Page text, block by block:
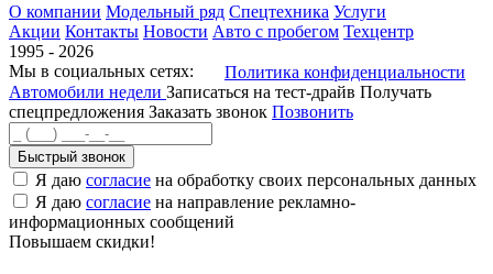
О компании Модельный ряд Спецтехника Услуги
Акции Контакты Новости Авто с пробегом Техцентр
1995 - 2026
Мы в социальных сетях:
Политика конфиденциальности
Автомобили недели Записаться на тест-драйв Получать
спецпредложения Заказать звонок Позвонить
Быстрый звонок
Я даю согласие на обработку своих персональных данных
Я даю согласие на направление рекламно-
информационных сообщений
Повышаем скидки!